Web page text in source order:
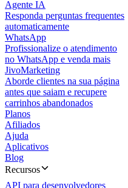
Agente IA
Responda perguntas frequentes
automaticamente
WhatsApp
Profissionalize o atendimento
no WhatsApp e venda mais
JivoMarketing
Aborde clientes na sua página
antes que saiam e recupere
carrinhos abandonados
Planos
Afiliados
Ajuda
Aplicativos
Blog
Recursos
API para desenvolvedores